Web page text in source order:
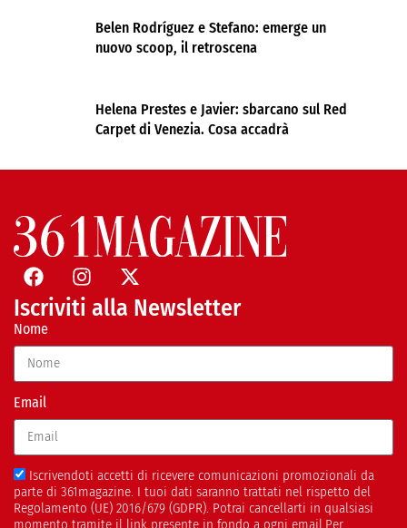
Belen Rodríguez e Stefano: emerge un
nuovo scoop, il retroscena
Helena Prestes e Javier: sbarcano sul Red
Carpet di Venezia. Cosa accadrà
Iscriviti alla Newsletter
Nome
Email
Iscrivendoti accetti di ricevere comunicazioni promozionali da
parte di 361magazine. I tuoi dati saranno trattati nel rispetto del
Regolamento (UE) 2016/679 (GDPR). Potrai cancellarti in qualsiasi
momento tramite il link presente in fondo a ogni email.Per